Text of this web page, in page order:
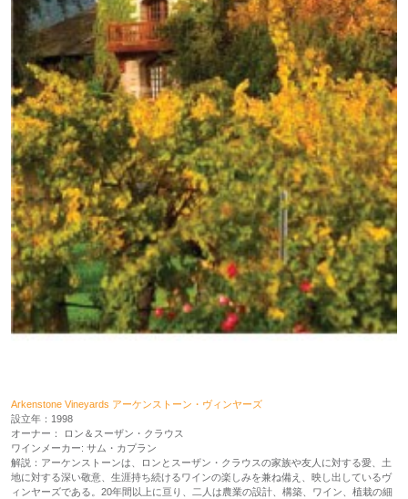
Arkenstone Vineyards アーケンストーン・ヴィンヤーズ
設立年：1998
オーナー： ロン＆スーザン・クラウス
ワインメーカー: サム・カプラン
解説：アーケンストーンは、ロンとスーザン・クラウスの家族や友人に対する愛、土
地に対する深い敬意、生涯持ち続けるワインの楽しみを兼ね備え、映し出しているヴ
ィンヤーズである。20年間以上に亘り、二人は農業の設計、構築、ワイン、植栽の細